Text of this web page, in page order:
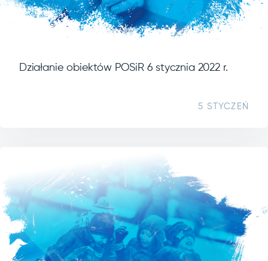
Działanie obiektów POSiR 6 stycznia 2022 r.
5 STYCZEŃ